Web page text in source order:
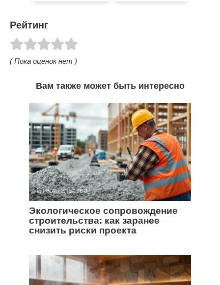
Рейтинг
( Пока оценок нет )
Вам также может быть интересно
Строительство
Экологическое сопровождение
строительства: как заранее
снизить риски проекта